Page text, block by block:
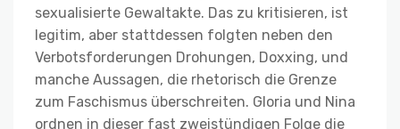
sexualisierte Gewaltakte. Das zu kritisieren, ist
legitim, aber stattdessen folgten neben den
Verbotsforderungen Drohungen, Doxxing, und
manche Aussagen, die rhetorisch die Grenze
zum Faschismus überschreiten. Gloria und Nina
ordnen in dieser fast zweistündigen Folge die